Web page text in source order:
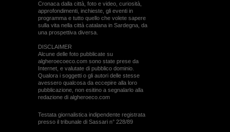
Cronaca dalla città, foto e video, curiosità,
approfondimenti, inchieste, gli eventi in
programma e tutto quello che volete sapere
sulla vita nella città catalana in Sardegna, da
una prospettiva diversa.
DISCLAIMER
Alcune delle foto pubblicate su
algheroecoeco.com sono state prese da
Internet, e valutate di pubblico dominio.
Qualora i soggetti o gli autori delle stesse
avessero qualcosa da eccepire alla loro
pubblicazione, non esitino a segnalarlo alla
redazione di algheroeco.com
Testata giornalistica indipendente registrata
presso il tribunale di Sassari n° 228/89